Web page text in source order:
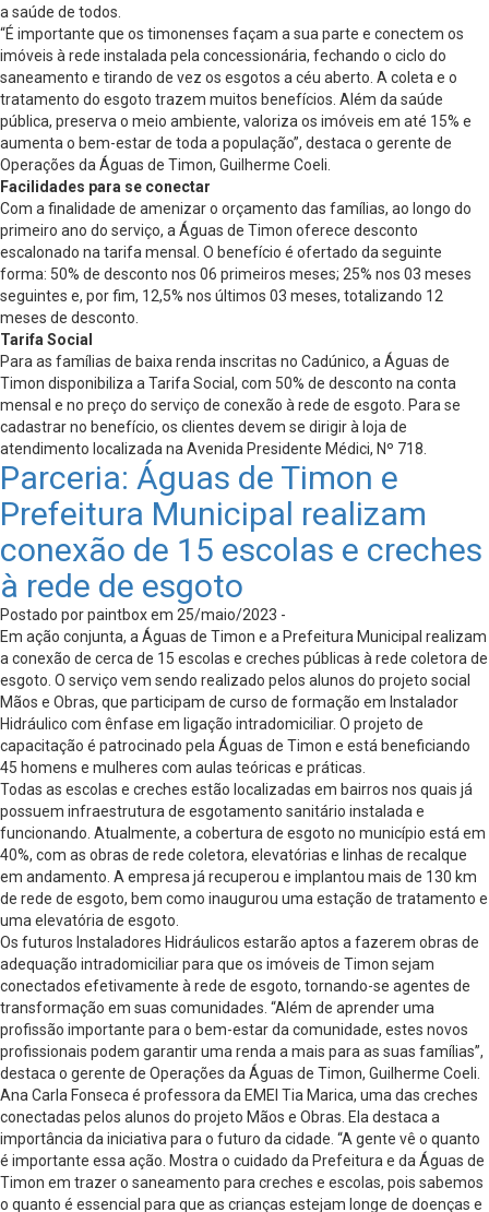
a saúde de todos.
“É importante que os timonenses façam a sua parte e conectem os
imóveis à rede instalada pela concessionária, fechando o ciclo do
saneamento e tirando de vez os esgotos a céu aberto. A coleta e o
tratamento do esgoto trazem muitos benefícios. Além da saúde
pública, preserva o meio ambiente, valoriza os imóveis em até 15% e
aumenta o bem-estar de toda a população”, destaca o gerente de
Operações da Águas de Timon, Guilherme Coeli.
Facilidades para se conectar
Com a finalidade de amenizar o orçamento das famílias, ao longo do
primeiro ano do serviço, a Águas de Timon oferece desconto
escalonado na tarifa mensal. O benefício é ofertado da seguinte
forma: 50% de desconto nos 06 primeiros meses; 25% nos 03 meses
seguintes e, por fim, 12,5% nos últimos 03 meses, totalizando 12
meses de desconto.
Tarifa Social
Para as famílias de baixa renda inscritas no Cadúnico, a Águas de
Timon disponibiliza a Tarifa Social, com 50% de desconto na conta
mensal e no preço do serviço de conexão à rede de esgoto. Para se
cadastrar no benefício, os clientes devem se dirigir à loja de
atendimento localizada na Avenida Presidente Médici, Nº 718.
Parceria: Águas de Timon e
Prefeitura Municipal realizam
conexão de 15 escolas e creches
à rede de esgoto
Postado por paintbox em 25/maio/2023 -
Em ação conjunta, a Águas de Timon e a Prefeitura Municipal realizam
a conexão de cerca de 15 escolas e creches públicas à rede coletora de
esgoto. O serviço vem sendo realizado pelos alunos do projeto social
Mãos e Obras, que participam de curso de formação em Instalador
Hidráulico com ênfase em ligação intradomiciliar. O projeto de
capacitação é patrocinado pela Águas de Timon e está beneficiando
45 homens e mulheres com aulas teóricas e práticas.
Todas as escolas e creches estão localizadas em bairros nos quais já
possuem infraestrutura de esgotamento sanitário instalada e
funcionando. Atualmente, a cobertura de esgoto no município está em
40%, com as obras de rede coletora, elevatórias e linhas de recalque
em andamento. A empresa já recuperou e implantou mais de 130 km
de rede de esgoto, bem como inaugurou uma estação de tratamento e
uma elevatória de esgoto.
Os futuros Instaladores Hidráulicos estarão aptos a fazerem obras de
adequação intradomiciliar para que os imóveis de Timon sejam
conectados efetivamente à rede de esgoto, tornando-se agentes de
transformação em suas comunidades. “Além de aprender uma
profissão importante para o bem-estar da comunidade, estes novos
profissionais podem garantir uma renda a mais para as suas famílias”,
destaca o gerente de Operações da Águas de Timon, Guilherme Coeli.
Ana Carla Fonseca é professora da EMEI Tia Marica, uma das creches
conectadas pelos alunos do projeto Mãos e Obras. Ela destaca a
importância da iniciativa para o futuro da cidade. “A gente vê o quanto
é importante essa ação. Mostra o cuidado da Prefeitura e da Águas de
Timon em trazer o saneamento para creches e escolas, pois sabemos
o quanto é essencial para que as crianças estejam longe de doenças e